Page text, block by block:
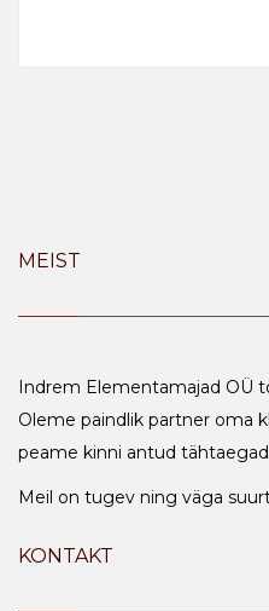
MEIST
Indrem Elementamajad OÜ
Oleme paindlik partner oma
peame kinni antud
Meil on tugev ning väga
KONTAKT